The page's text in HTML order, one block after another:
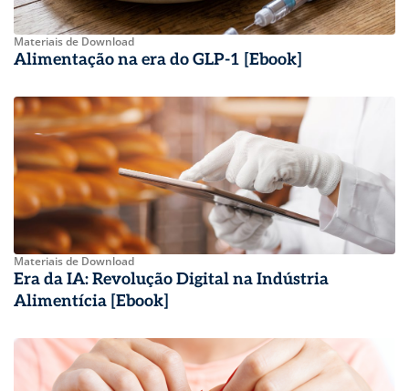
Materiais de Download
Alimentação na era do GLP-1 [Ebook]
Materiais de Download
Era da IA: Revolução Digital na Indústria
Alimentícia [Ebook]